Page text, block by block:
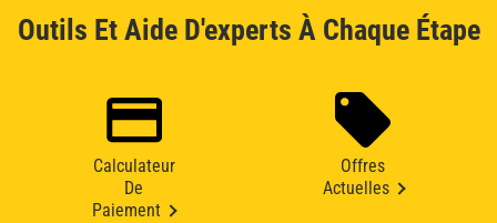
Outils Et Aide D'experts À Chaque Étape
Calculateur
De
Paiement
Offres
Actuelles